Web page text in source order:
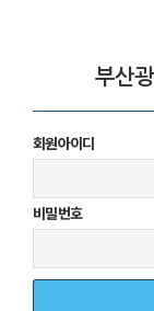
부산
회원아이디
비밀번호